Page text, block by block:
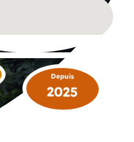
Depuis
2025